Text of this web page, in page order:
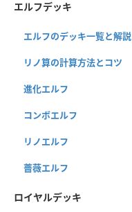
エルフデッキ
エルフのデッキ一覧と解説
リノ算の計算方法とコツ
進化エルフ
コンボエルフ
リノエルフ
薔薇エルフ
ロイヤルデッキ